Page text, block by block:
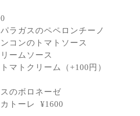
ラガスのペペロンチーノ
コンのトマトソース
ームソース
マトクリーム（+100 円）
のボロネーゼ
トーレ
¥1600